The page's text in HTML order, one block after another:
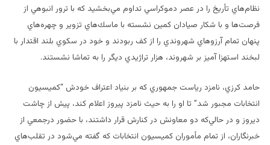
نظام‌هاي تأريخ را در عصر دموكراسي تداوم مي‌بخشيد كه با ترور انبوهي از
فرصت‌ها و با شكار صيادان كمين نشسته با ماسك‌هاي تزوير و چهره‌هاي
پنهان تمام آرزو‌هاي شهروندي را از كف ربودند و خود در سكوي بلند اقتدار با
لبخند استهزا آميز بر شهروند،‌ هزار تراژيدي ديگر را به تماشا نشستند.
حامد كرزي، نامزد رياست جمهوري كه بر بنياد اعتراف خودش “كميسيون
انتخابات مجبور شد” تا او را به حيث نامزد پيروز اعلام كند، پيش از چاشت
ديروز و در حالي‌كه دو معاونش در كنارش قرار داشتند، با حضور درجمعي از
خبرنگاران، از تمام مأموران كميسيون انتخابات كه گفته مي‌شود در تقلب‌هاي